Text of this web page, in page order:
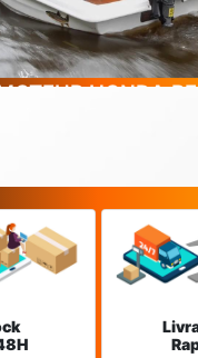
HONDA